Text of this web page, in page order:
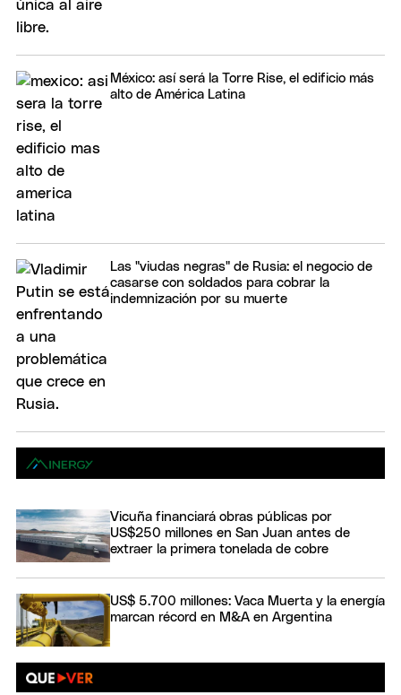
México: así será la Torre Rise, el edificio más
alto de América Latina
Las "viudas negras" de Rusia: el negocio de
casarse con soldados para cobrar la
indemnización por su muerte
Vicuña financiará obras públicas por
US$250 millones en San Juan antes de
extraer la primera tonelada de cobre
US$ 5.700 millones: Vaca Muerta y la energía
marcan récord en M&A en Argentina